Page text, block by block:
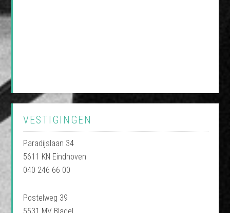
VESTIGINGEN
Paradijslaan 34
5611 KN Eindhoven
040 246 66 00
Postelweg 39